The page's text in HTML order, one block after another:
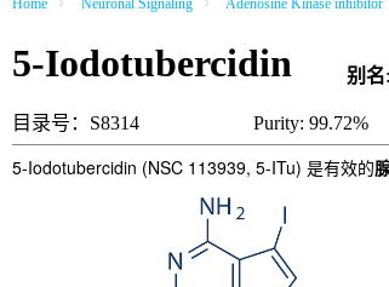
Home Neuronal Signaling Adenosine Kinase inhibitor
5-Iodotubercidin 别名
目录号：S8314 Purity: 99.72%
5-Iodotubercidin (NSC 113939, 5-ITu) 是有效的